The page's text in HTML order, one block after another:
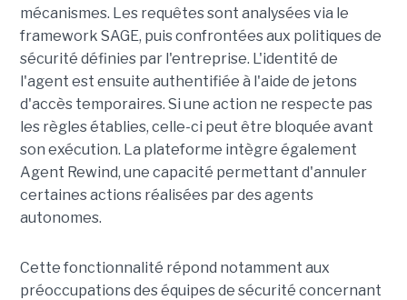
mécanismes. Les requêtes sont analysées via le
framework SAGE, puis confrontées aux politiques de
sécurité définies par l'entreprise. L'identité de
l'agent est ensuite authentifiée à l'aide de jetons
d'accès temporaires. Si une action ne respecte pas
les règles établies, celle-ci peut être bloquée avant
son exécution. La plateforme intègre également
Agent Rewind, une capacité permettant d'annuler
certaines actions réalisées par des agents
autonomes.
Cette fonctionnalité répond notamment aux
préoccupations des équipes de sécurité concernant